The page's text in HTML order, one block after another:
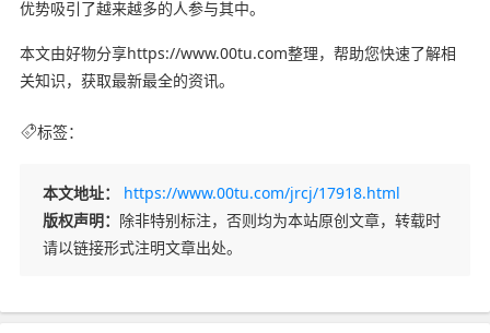
优势吸引了越来越多的人参与其中。
本文由好物分享https://www.00tu.com整理，帮助您快速了解相
关知识，获取最新最全的资讯。
标签：
本文地址：
https://www.00tu.com/jrcj/17918.html
版权声明： 除非特别标注，否则均为本站原创文章，转载时
请以链接形式注明文章出处。